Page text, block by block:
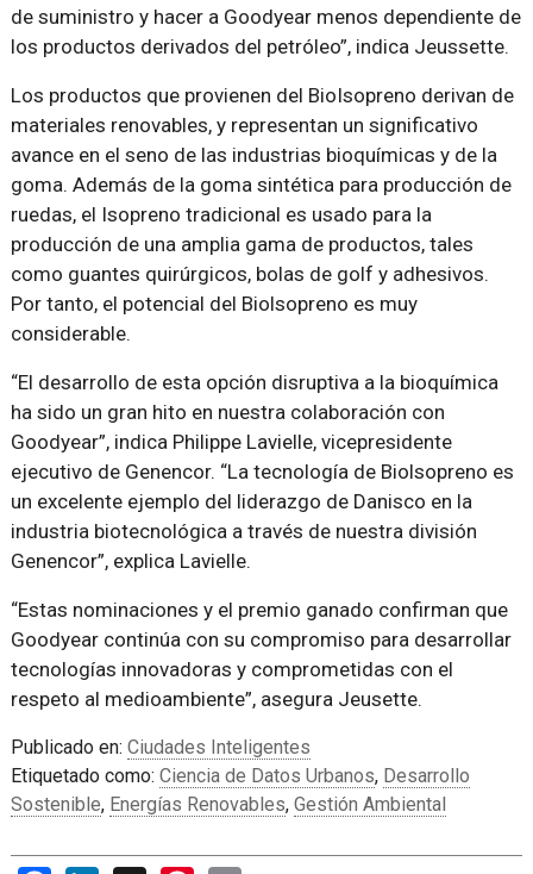
de suministro y hacer a Goodyear menos dependiente de
los productos derivados del petróleo”, indica Jeussette.
Los productos que provienen del BioIsopreno derivan de
materiales renovables, y representan un significativo
avance en el seno de las industrias bioquímicas y de la
goma. Además de la goma sintética para producción de
ruedas, el Isopreno tradicional es usado para la
producción de una amplia gama de productos, tales
como guantes quirúrgicos, bolas de golf y adhesivos.
Por tanto, el potencial del Biolsopreno es muy
considerable.
“El desarrollo de esta opción disruptiva a la bioquímica
ha sido un gran hito en nuestra colaboración con
Goodyear”, indica Philippe Lavielle, vicepresidente
ejecutivo de Genencor. “La tecnología de Biolsopreno es
un excelente ejemplo del liderazgo de Danisco en la
industria biotecnológica a través de nuestra división
Genencor”, explica Lavielle.
“Estas nominaciones y el premio ganado confirman que
Goodyear continúa con su compromiso para desarrollar
tecnologías innovadoras y comprometidas con el
respeto al medioambiente”, asegura Jeusette.
Publicado en: Ciudades Inteligentes
Etiquetado como: Ciencia de Datos Urbanos, Desarrollo
Sostenible, Energías Renovables, Gestión Ambiental